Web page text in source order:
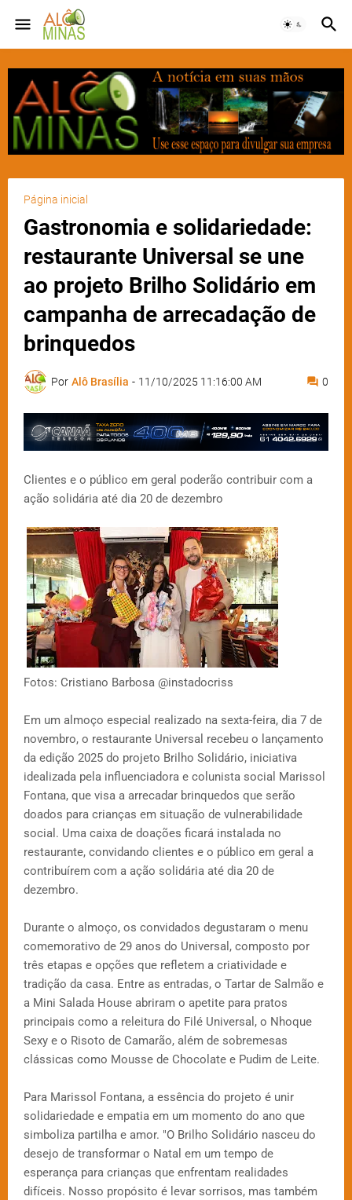
Página inicial
Gastronomia e solidariedade:
restaurante Universal se une
ao projeto Brilho Solidário em
campanha de arrecadação de
brinquedos
Por Alô Brasília - 11/10/2025 11:16:00 AM 0
Clientes e o público em geral poderão contribuir com a
ação solidária até dia 20 de dezembro
Fotos: Cristiano Barbosa @instadocriss
Em um almoço especial realizado na sexta-feira, dia 7 de
novembro, o restaurante Universal recebeu o lançamento
da edição 2025 do projeto Brilho Solidário, iniciativa
idealizada pela influenciadora e colunista social Marissol
Fontana, que visa a arrecadar brinquedos que serão
doados para crianças em situação de vulnerabilidade
social. Uma caixa de doações ficará instalada no
restaurante, convidando clientes e o público em geral a
contribuírem com a ação solidária até dia 20 de
dezembro.
Durante o almoço, os convidados degustaram o menu
comemorativo de 29 anos do Universal, composto por
três etapas e opções que refletem a criatividade e
tradição da casa. Entre as entradas, o Tartar de Salmão e
a Mini Salada House abriram o apetite para pratos
principais como a releitura do Filé Universal, o Nhoque
Sexy e o Risoto de Camarão, além de sobremesas
clássicas como Mousse de Chocolate e Pudim de Leite.
Para Marissol Fontana, a essência do projeto é unir
solidariedade e empatia em um momento do ano que
simboliza partilha e amor. "O Brilho Solidário nasceu do
desejo de transformar o Natal em um tempo de
esperança para crianças que enfrentam realidades
difíceis. Nosso propósito é levar sorrisos, mas também